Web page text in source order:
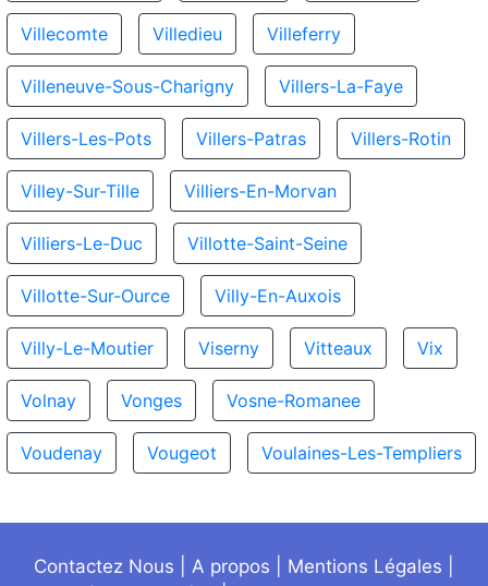
Villecomte Villedieu Villeferry
Villeneuve-Sous-Charigny Villers-La-Faye
Villers-Les-Pots Villers-Patras Villers-Rotin
Villey-Sur-Tille Villiers-En-Morvan
Villiers-Le-Duc Villotte-Saint-Seine
Villotte-Sur-Ource Villy-En-Auxois
Villy-Le-Moutier Viserny Vitteaux Vix
Volnay Vonges Vosne-Romanee
Voudenay Vougeot Voulaines-Les-Templiers
Contactez Nous A propos Mentions Légales